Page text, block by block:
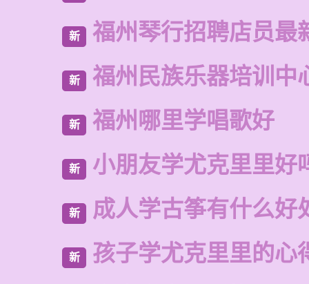
新 福州琴行招聘店员最
新 福州民族乐器培训中
新 福州哪里学唱歌好
新 小朋友学尤克里里好
新 成人学古筝有什么好
新 孩子学尤克里里的心